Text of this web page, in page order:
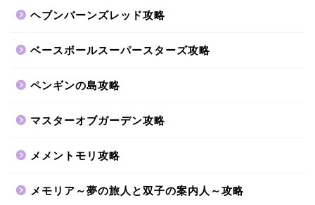
ヘブンバーンズレッド攻略
ベースボールスーパースターズ攻略
ペンギンの島攻略
マスターオブガーデン攻略
メメントモリ攻略
メモリア～夢の旅人と双子の案内人～攻略